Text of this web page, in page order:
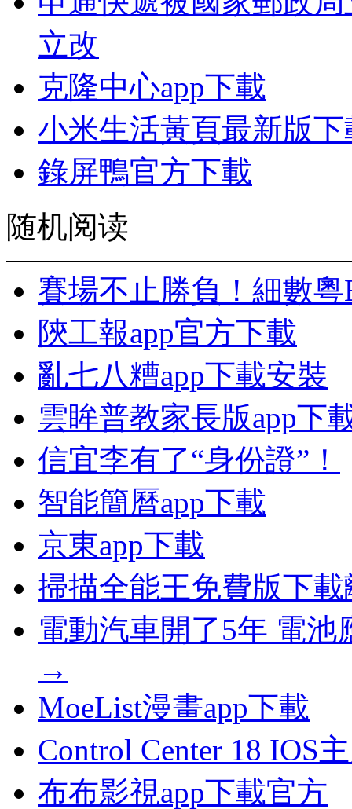
立改
克隆中心app下載
小米生活黃頁最新版下
錄屏鴨官方下載
随机阅读
賽場不止勝負！細數
陝工報app官方下載
亂七八糟app下載安裝
雲眸普教家長版app下
信宜李有了“身份證”！
智能簡曆app下載
京東app下載
掃描全能王免費版下
電動汽車開了5年 電
→
MoeList漫畫app下載
Control Center 18 IOS
布布影視app下載官方